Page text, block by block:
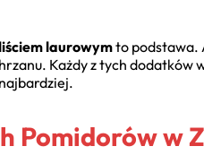
laurowymto podstawa.
Każdy z tych dodatków
Pomidorów w